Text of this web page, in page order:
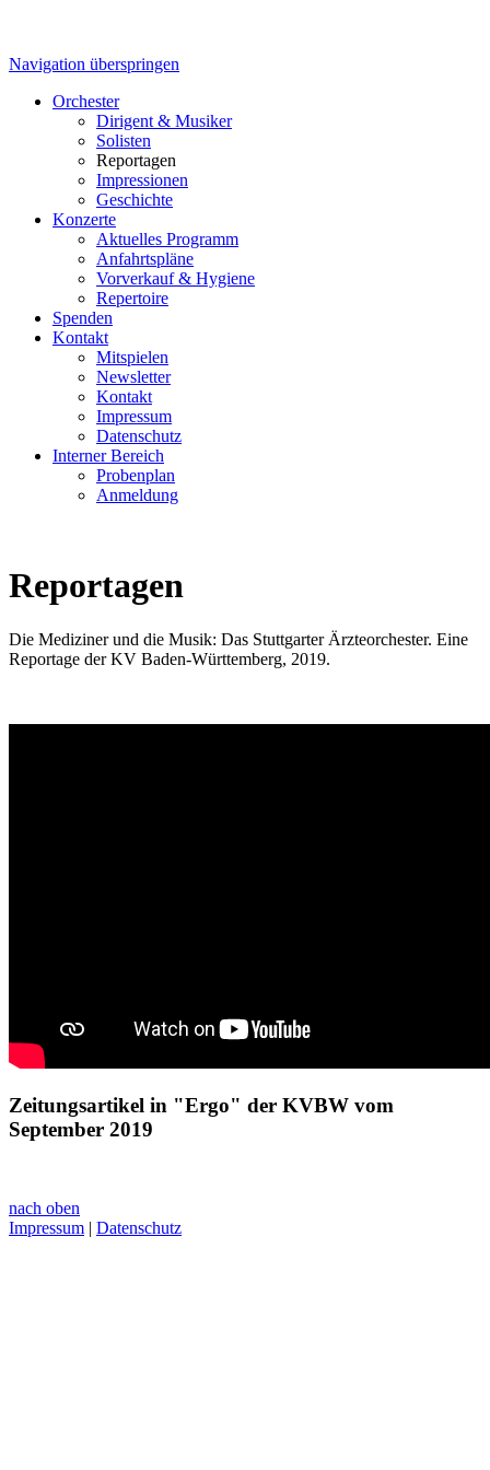
Navigation überspringen
Orchester
Dirigent & Musiker
Solisten
Reportagen
Impressionen
Geschichte
Konzerte
Aktuelles Programm
Anfahrtspläne
Vorverkauf & Hygiene
Repertoire
Spenden
Kontakt
Mitspielen
Newsletter
Kontakt
Impressum
Datenschutz
Interner Bereich
Probenplan
Anmeldung
Reportagen
Die Mediziner und die Musik: Das Stuttgarter Ärzteorchester. Eine
Reportage der KV Baden-Württemberg, 2019.
Zeitungsartikel in "Ergo" der KVBW vom
September 2019
nach oben
Impressum | Datenschutz